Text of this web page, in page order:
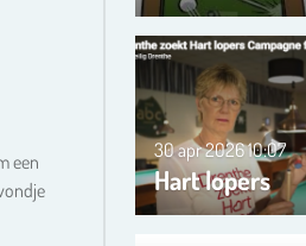
een
Hart lopers
30 apr 202610:07